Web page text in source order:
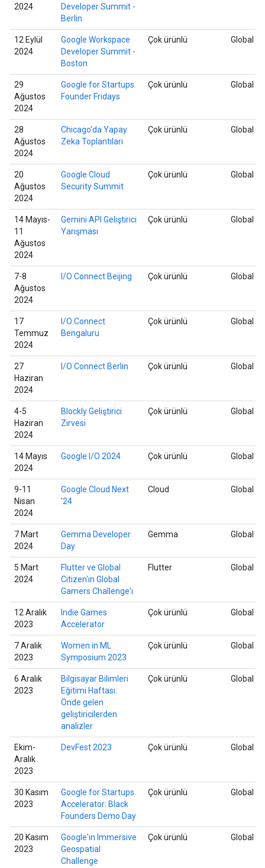
2024
Developer Summit -
Berlin
12 Eylül
2024
Google Workspace
Developer Summit -
Boston
Çok ürünlü Global
29
Ağustos
2024
Google for Startups
Founder Fridays
Çok ürünlü Global
28
Ağustos
2024
Chicago'da Yapay
Zeka Toplantıları
Çok ürünlü Global
20
Ağustos
2024
Google Cloud
Security Summit
Çok ürünlü Global
14 Mayıs-
11
Ağustos
2024
Gemini API Geliştirici
Yarışması
Çok ürünlü Global
7-8
Ağustos
2024
I/O Connect Beijing Çok ürünlü Global
17
Temmuz
2024
I/O Connect
Bengaluru
Çok ürünlü Global
27
Haziran
2024
I/O Connect Berlin Çok ürünlü Global
4-5
Haziran
2024
Blockly Geliştirici
Zirvesi
Çok ürünlü Global
14 Mayıs
2024
Google I/O 2024 Çok ürünlü Global
9-11
Nisan
2024
Google Cloud Next
'24
Cloud Global
7 Mart
2024
Gemma Developer
Day
Gemma Global
5 Mart
2024
Flutter ve Global
Citizen'ın Global
Gamers Challenge'ı
Flutter Global
12 Aralık
2023
Indie Games
Accelerator
Çok ürünlü Global
7 Aralık
2023
Women in ML
Symposium 2023
Çok ürünlü Global
6 Aralık
2023
Bilgisayar Bilimleri
Eğitimi Haftası:
Önde gelen
geliştiricilerden
analizler
Çok ürünlü Global
Ekim-
Aralık
2023
DevFest 2023 Çok ürünlü Global
30 Kasım
2023
Google for Startups
Accelerator: Black
Founders Demo Day
Çok ürünlü Global
20 Kasım
2023
Google'ın Immersive
Geospatial
Challenge
Çok ürünlü Global